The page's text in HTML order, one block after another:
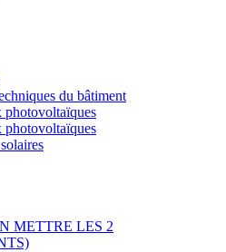
du bâtiment
photovoltaïques
photovoltaïques
METTRE LES 2